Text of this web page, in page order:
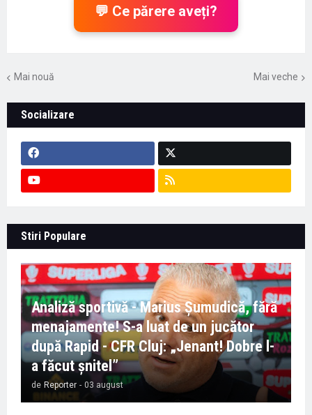
💬 Ce părere aveți?
Mai nouă Mai veche
Socializare
Stiri Populare
Analiză sportivă - Marius Șumudică, fără
menajamente! S-a luat de un jucător
după Rapid - CFR Cluj: „Jenant! Dobre l-
a făcut șnitel”
de Reporter - 03 august